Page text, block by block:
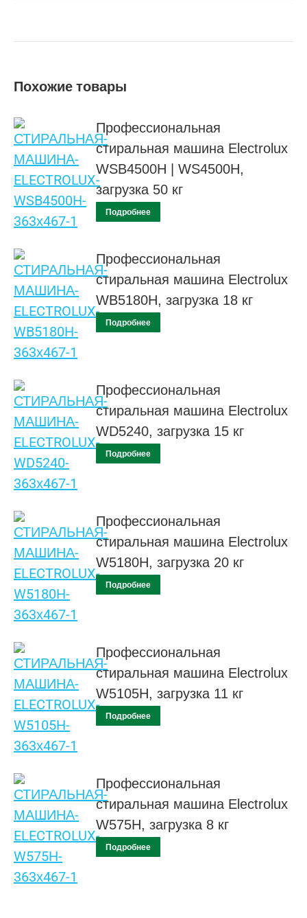
Похожие товары
Профессиональная
стиральная машина Electrolux
WSB4500H | WS4500H,
загрузка 50 кг
Подробнее
Профессиональная
стиральная машина Electrolux
WB5180H, загрузка 18 кг
Подробнее
Профессиональная
стиральная машина Electrolux
WD5240, загрузка 15 кг
Подробнее
Профессиональная
стиральная машина Electrolux
W5180H, загрузка 20 кг
Подробнее
Профессиональная
стиральная машина Electrolux
W5105H, загрузка 11 кг
Подробнее
Профессиональная
стиральная машина Electrolux
W575H, загрузка 8 кг
Подробнее